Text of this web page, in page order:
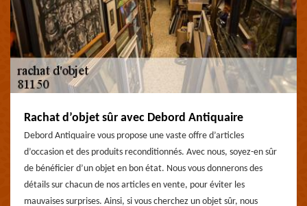
Rachat d’objet sûr avec Debord Antiquaire
Debord Antiquaire vous propose une vaste offre d’articles
d’occasion et des produits reconditionnés. Avec nous, soyez-en sûr
de bénéficier d’un objet en bon état. Nous vous donnerons des
détails sur chacun de nos articles en vente, pour éviter les
mauvaises surprises. Ainsi, si vous cherchez un objet sûr, nous